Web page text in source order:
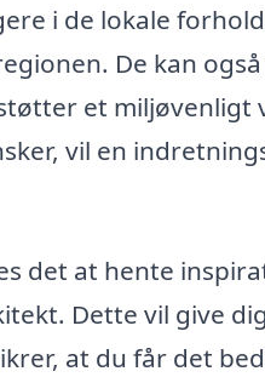
i de lokale
De kan
et miljøvenligt
vil en
det at hente
Dette vil give
at du får det